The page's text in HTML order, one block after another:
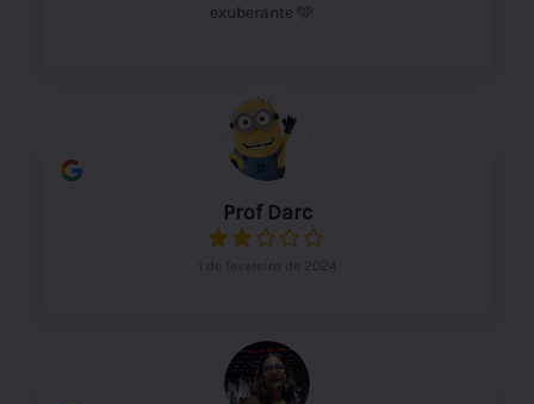
exuberante 🩵
Prof Darc
1 de fevereiro de 2024